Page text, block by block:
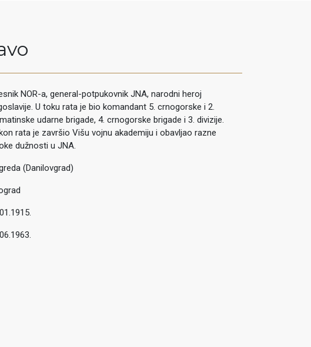
NOR-a, general-potpukovnik JNA, narodni heroj
U toku rata je bio komandant 5. crnogorske i 2.
udarne brigade, 4. crnogorske brigade i 3. divizije.
rata je završio Višu vojnu akademiju i obavljao razne
dužnosti u JNA.
(Danilovgrad)